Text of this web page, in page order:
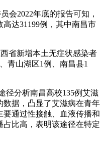
会2022年底的报告可知，
达31199例，其中南昌市
省新增本土无症状感染者
青山湖区1例、南昌县1
径分析南昌高校135例艾滋
数据，凸显了艾滋病在青年
通过性接触、血液传播和
比高，表明该途径在特定